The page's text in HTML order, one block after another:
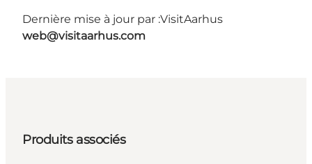
Dernière mise à jour par :VisitAarhus
web@visitaarhus.com
Produits associés